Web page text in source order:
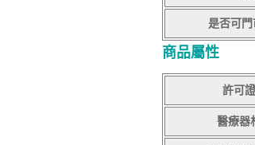
是否可
商品屬性
許可
醫療器